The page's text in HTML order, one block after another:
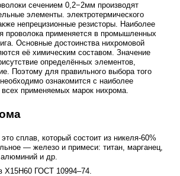
сечением 0,2−2мм производят
элементы. электротермического
непрецизионные резисторы. Наиболее
проволока применяется в промышленных
Основные достоинства нихромовой
её химическим составом. Значение
определённых элементов,
Поэтому для правильного выбора того
ознакомится с наиболее
применяемых марок нихрома.
сплав, который состоит из никеля-60%
— железо и примеси: титан, марганец,
и др.
Х15Н60 ГОСТ 10994–74.